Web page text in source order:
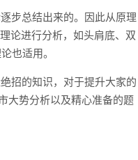
步总结出来的。因此从原理
论进行分析，如头肩底、双
也适用。
招的知识，对于提升大家的
大势分析以及精心准备的题